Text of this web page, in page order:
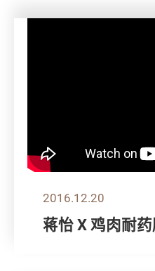
2016.12.20
蒋怡 X 鸡肉耐